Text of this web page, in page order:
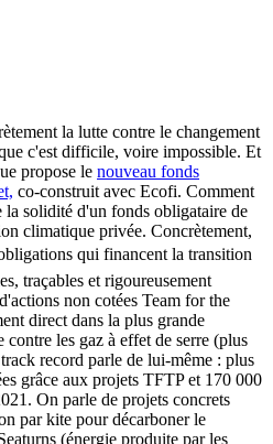
la lutte contre le changement
c'est difficile, voire impossible. Et
propose le nouveau fonds
co-construit avec Ecofi. Comment
la solidité d'un fonds obligataire de
climatique privée. Concrètement,
qui financent la transition
traçables et rigoureusement
non cotées Team for the
direct dans la plus grande
les gaz à effet de serre (plus
track record parle de lui-même : plus
grâce aux projets TFTP et 170 000
On parle de projets concrets
par kite pour décarboner le
(énergie produite par les